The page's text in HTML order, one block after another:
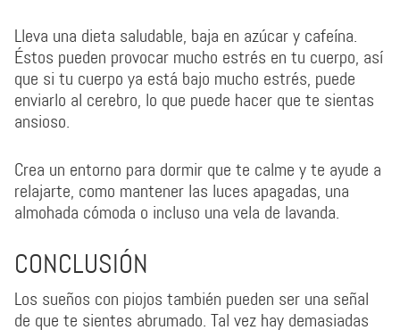
Lleva una dieta saludable, baja en azúcar y cafeína.
Éstos pueden provocar mucho estrés en tu cuerpo, así
que si tu cuerpo ya está bajo mucho estrés, puede
enviarlo al cerebro, lo que puede hacer que te sientas
ansioso.
Crea un entorno para dormir que te calme y te ayude a
relajarte, como mantener las luces apagadas, una
almohada cómoda o incluso una vela de lavanda.
CONCLUSIÓN
Los sueños con piojos también pueden ser una señal
de que te sientes abrumado. Tal vez hay demasiadas